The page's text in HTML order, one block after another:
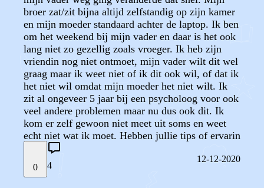
broer zat/zit bijna altijd zelfstandig op zijn kamer
en mijn moeder standaard achter de laptop. Ik ben
om het weekend bij mijn vader en daar is het ook
lang niet zo gezellig zoals vroeger. Ik heb zijn
vriendin nog niet ontmoet, mijn vader wilt dit wel
graag maar ik weet niet of ik dit ook wil, of dat ik
het niet wil omdat mijn moeder het niet wilt. Ik
zit al ongeveer 5 jaar bij een psycholoog voor ook
veel andere problemen maar nu dus ook dit. Ik
kom er zelf gewoon niet meet uit soms en weet
echt niet wat ik moet. Hebben jullie tips of ervarin
0 4
12-12-2020